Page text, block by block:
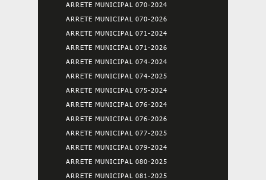
ARRETE MUNICIPAL 070-2024
ARRETE MUNICIPAL 070-2026
ARRETE MUNICIPAL 071-2024
ARRETE MUNICIPAL 071-2026
ARRETE MUNICIPAL 074-2024
ARRETE MUNICIPAL 074-2025
ARRETE MUNICIPAL 075-2024
ARRETE MUNICIPAL 076-2024
ARRETE MUNICIPAL 076-2026
ARRETE MUNICIPAL 077-2025
ARRETE MUNICIPAL 079-2024
ARRETE MUNICIPAL 080-2025
ARRETE MUNICIPAL 081-2025